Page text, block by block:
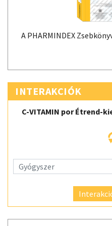
A PHARMINDEX
INTERAKCIÓK
C-VITAMIN por Étrend-